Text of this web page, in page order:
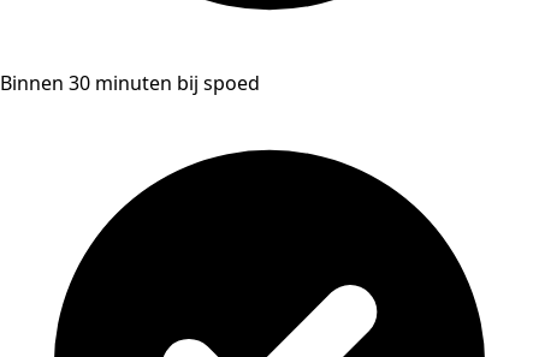
Binnen 30 minuten bij spoed